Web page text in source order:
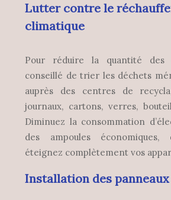
Lutter contre le
climatique
Pour réduire la quantité
conseillé de trier les déchets
auprès des centres de
journaux, cartons, verres,
Diminuez la consommation
des ampoules économiques,
éteignez complètement vos
Installation des